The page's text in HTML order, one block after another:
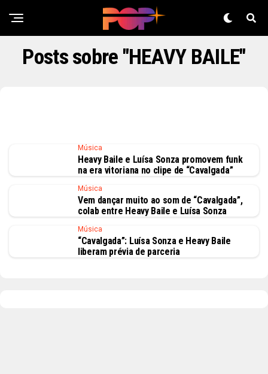
Posts sobre "HEAVY BAILE"
Música
Heavy Baile e Luísa Sonza promovem funk
na era vitoriana no clipe de “Cavalgada”
Música
Vem dançar muito ao som de “Cavalgada”,
colab entre Heavy Baile e Luísa Sonza
Música
“Cavalgada”: Luísa Sonza e Heavy Baile
liberam prévia de parceria